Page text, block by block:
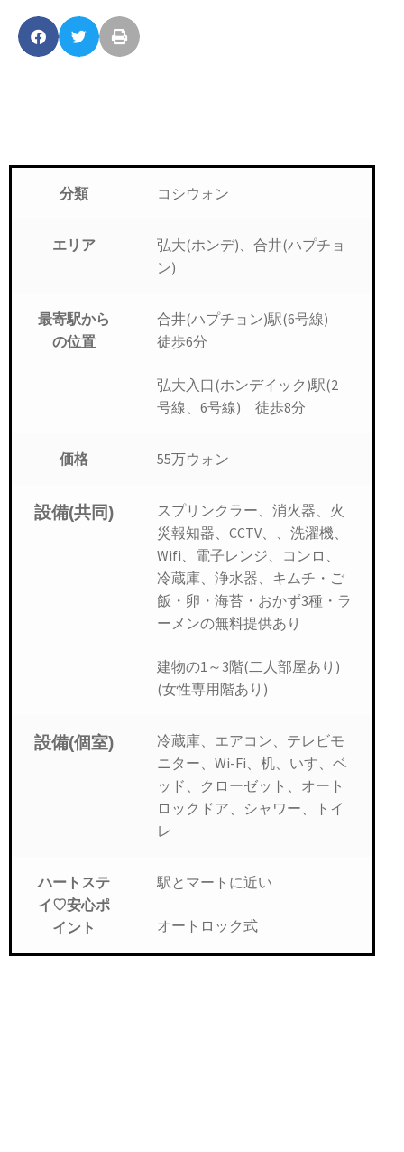
分類 コシウォン
エリア
弘大(ホンデ)、合井(ハプチョ
ン)
最寄駅から
の位置
合井(ハプチョン)駅(6号線)
徒歩6分
弘大入口(ホンデイック)駅(2
号線、6号線) 徒歩8分
価格 55万ウォン
設備(共同)
スプリンクラー、消火器、火
災報知器、CCTV、、洗濯機、
Wifi、電子レンジ、コンロ、
冷蔵庫、浄水器、キムチ・ご
飯・卵・海苔・おかず3種・ラ
ーメンの無料提供あり
建物の1～3階(二人部屋あり)
(女性専用階あり)
設備(個室)
冷蔵庫、エアコン、テレビモ
ニター、Wi-Fi、机、いす、ベ
ッド、クローゼット、オート
ロックドア、シャワー、トイ
レ
ハートステ
イ♡安心ポ
イント
駅とマートに近い
オートロック式